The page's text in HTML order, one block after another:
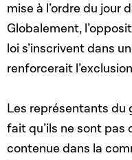
mise à l’ordre du jour
Globalement,
loi s’inscrivent dans
renforcerait
Les représentants du
fait qu’ils ne sont pas
contenue dans la